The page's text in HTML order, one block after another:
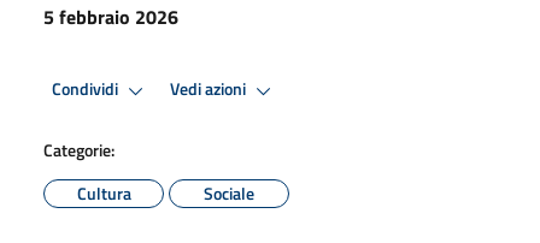
5 febbraio 2026
Condividi Vedi azioni
Categorie:
Cultura
Sociale